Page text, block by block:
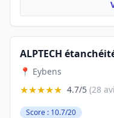
📍 Eybens
★★★★★ 4.7/5 (28
Score : 10.7/20